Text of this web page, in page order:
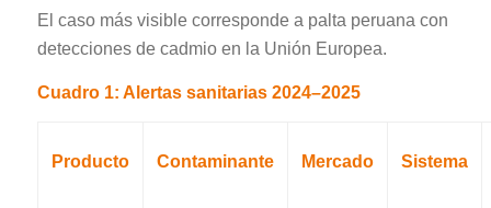
El caso más visible corresponde a palta peruana con
detecciones de cadmio en la Unión Europea.
Cuadro 1: Alertas sanitarias 2024–2025
Producto Contaminante Mercado Sistema